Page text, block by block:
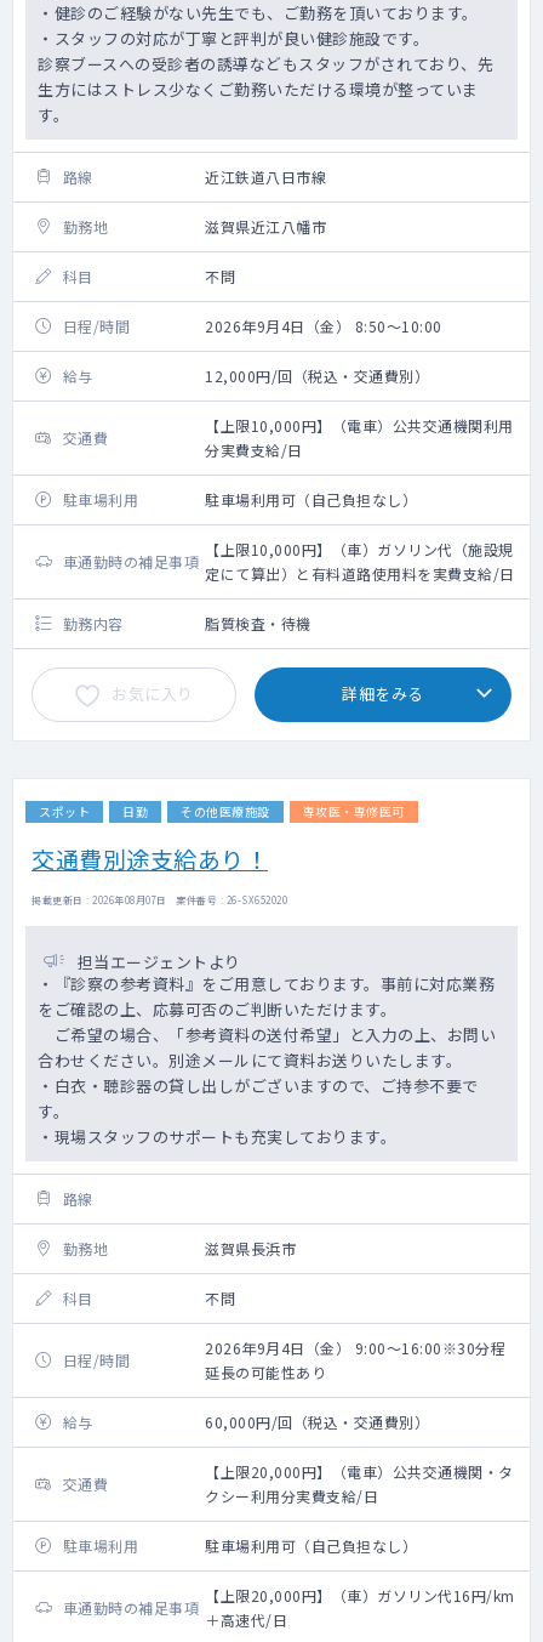
・健診のご経験がない先生でも、ご勤務を頂いております。
・スタッフの対応が丁寧と評判が良い健診施設です。
診察ブースへの受診者の誘導などもスタッフがされており、先
生方にはストレス少なくご勤務いただける環境が整っていま
す。
路線 近江鉄道八日市線
勤務地 滋賀県近江八幡市
科目 不問
日程/時間 2026年9月4日（金） 8:50～10:00
給与 12,000円/回（税込・交通費別）
交通費
【上限10,000円】（電車）公共交通機関利用
分実費支給/日
駐車場利用 駐車場利用可（自己負担なし）
車通勤時の補足事項
【上限10,000円】（車）ガソリン代（施設規
定にて算出）と有料道路使用料を実費支給/日
勤務内容 脂質検査・待機
お気に入り 詳細をみる
スポット 日勤 その他医療施設 専攻医・専修医可
交通費別途支給あり！
掲載更新日 : 2026年08月07日 案件番号 : 26-SX652020
担当エージェントより
・『診察の参考資料』をご用意しております。事前に対応業務
をご確認の上、応募可否のご判断いただけます。
ご希望の場合、「参考資料の送付希望」と入力の上、お問い
合わせください。別途メールにて資料お送りいたします。
・白衣・聴診器の貸し出しがございますので、ご持参不要で
す。
・現場スタッフのサポートも充実しております。
路線
勤務地 滋賀県長浜市
科目 不問
日程/時間
2026年9月4日（金） 9:00～16:00※30分程
延長の可能性あり
給与 60,000円/回（税込・交通費別）
交通費
【上限20,000円】（電車）公共交通機関・タ
クシー利用分実費支給/日
駐車場利用 駐車場利用可（自己負担なし）
車通勤時の補足事項
【上限20,000円】（車）ガソリン代16円/km
＋高速代/日